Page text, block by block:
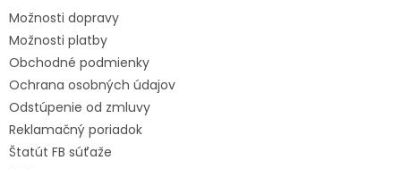
Možnosti dopravy
Možnosti platby
Obchodné podmienky
Ochrana osobných údajov
Odstúpenie od zmluvy
Reklamačný poriadok
Štatút FB súťaže